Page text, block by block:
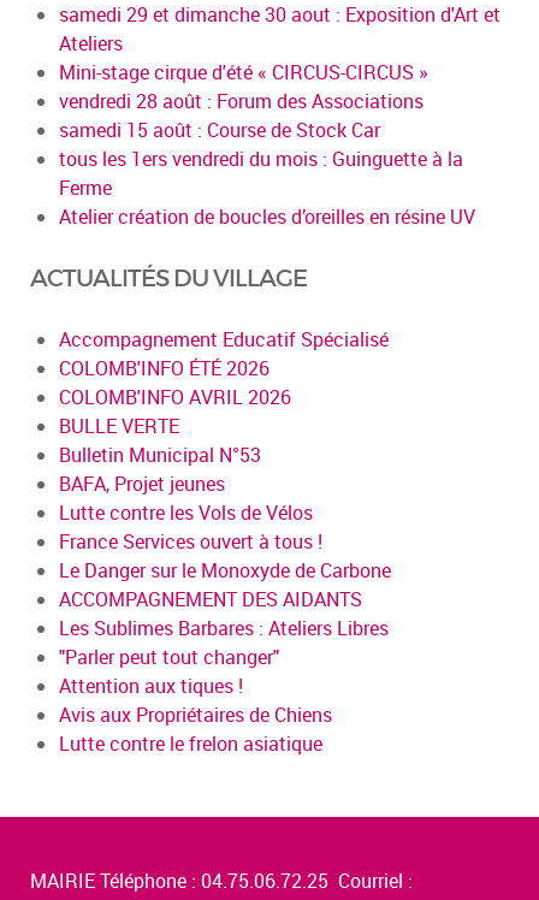
samedi 29 et dimanche 30 aout : Exposition d'Art et
Ateliers
Mini-stage cirque d'été « CIRCUS-CIRCUS »
vendredi 28 août : Forum des Associations
samedi 15 août : Course de Stock Car
tous les 1ers vendredi du mois : Guinguette à la
Ferme
Atelier création de boucles d’oreilles en résine UV
ACTUALITÉS DU VILLAGE
Accompagnement Educatif Spécialisé
COLOMB'INFO ÉTÉ 2026
COLOMB'INFO AVRIL 2026
BULLE VERTE
Bulletin Municipal N°53
BAFA, Projet jeunes
Lutte contre les Vols de Vélos
France Services ouvert à tous !
Le Danger sur le Monoxyde de Carbone
ACCOMPAGNEMENT DES AIDANTS
Les Sublimes Barbares : Ateliers Libres
"Parler peut tout changer"
Attention aux tiques !
Avis aux Propriétaires de Chiens
Lutte contre le frelon asiatique
MAIRIE Téléphone : 04.75.06.72.25 Courriel :